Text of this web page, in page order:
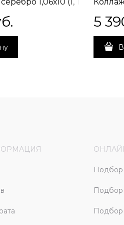
стыковка /
5
Подбор
Подбор
Подбор